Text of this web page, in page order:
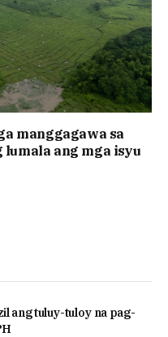
manggagawa sa
ang mga isyu
ang tuluy-tuloy na pag-